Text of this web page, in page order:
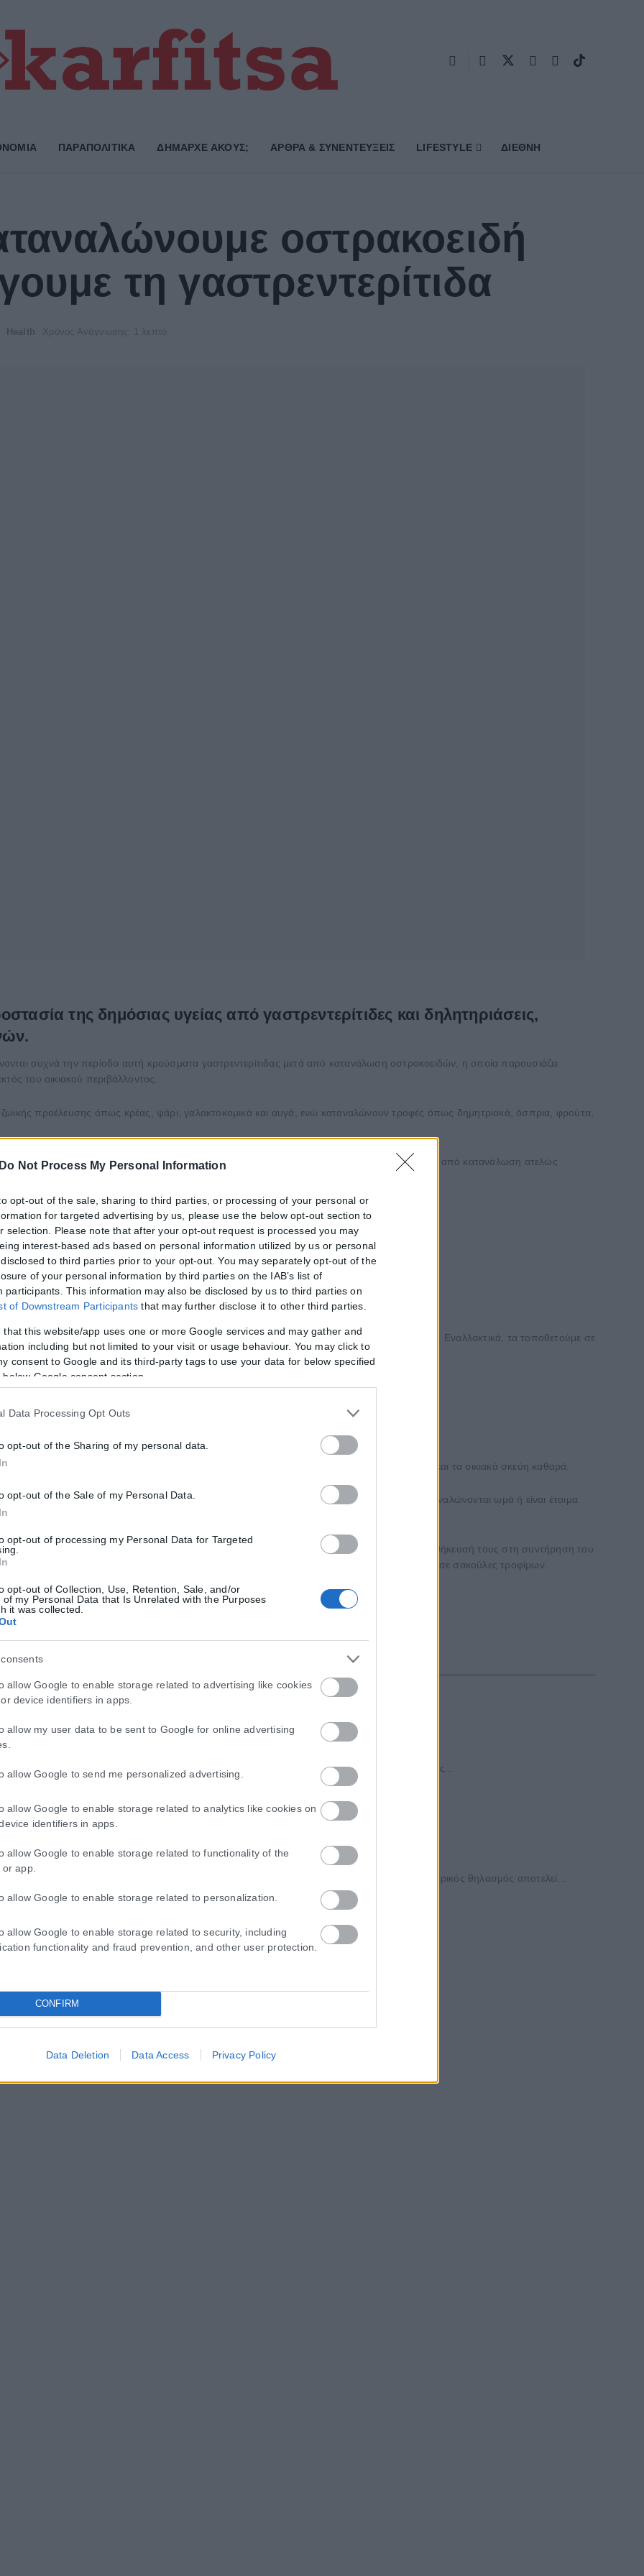
Do Not Process My Personal Information
opt-out of the sale, sharing to third parties, or processing of your personal or
for targeted advertising by us, please use the below opt-out section to
selection. Please note that after your opt-out request is processed you may
interest-based ads based on personal information utilized by us or personal
to third parties prior to your opt-out. You may separately opt-out of the
of your personal information by third parties on the IAB’s list of
participants. This information may also be disclosed by us to third parties on
of Downstream Participants that may further disclose it to other third parties.
that this website/app uses one or more Google services and may gather and
including but not limited to your visit or usage behaviour. You may click to
consent to Google and its third-party tags to use your data for below specified
Google consent section.
Data Processing Opt Outs
opt-out of the Sharing of my personal data.
opt-out of the Sale of my Personal Data.
opt-out of processing my Personal Data for Targeted
opt-out of Collection, Use, Retention, Sale, and/or
of my Personal Data that Is Unrelated with the Purposes
it was collected.
allow Google to enable storage related to advertising like cookies
device identifiers in apps.
allow my user data to be sent to Google for online advertising
allow Google to send me personalized advertising.
allow Google to enable storage related to analytics like cookies on
identifiers in apps.
allow Google to enable storage related to functionality of the
app.
allow Google to enable storage related to personalization.
allow Google to enable storage related to security, including
functionality and fraud prevention, and other user protection.
CONFIRM
Data Deletion Data Access Privacy Policy
ΠΑΡΑΠΟΛΙΤΙΚΑ ΔΗΜΑΡΧE ΑΚΟΥΣ; ΑΡΘΡΑ & ΣΥΝΕΝΤΕΥΞΕΙΣ LIFESTYLE ΔΙΕΘΝΗ
οστρακοειδή
τη γαστρεντερίτιδα
Health Χρόνος Ανάγνωσης: 1 λεπτό
της δημόσιας υγείας από γαστρεντερίτιδες και δηλητηριάσεις,
συχνά την περίοδο αυτή κρούσματα γαστρεντερίτιδας μετά από κατανάλωση οστρακοειδών, η οποία παρουσιάζει
του οικιακού περιβάλλοντος.
προέλευσης όπως κρέας, ψάρι, γαλακτοκομικά και αυγά, ενώ καταναλώνουν τροφές όπως δημητριακά, όσπρια, φρούτα,
νοροϊό, που έχει διεθνώς συσχετιστεί με την εμφάνιση επιδημιών γαστρεντερίτιδας ύστερα από κατανάλωση ατελώς
και σε θερμοκρασίες μέχρι 60οC.
θαλασσινά / οστρακοειδή
οστρακοειδών:
κλειστό μετά από αυτό, τότε απορρίπτουμε το οστρακοειδές.
δε διασφαλίζει ότι τα οστρακοειδή είναι απαλλαγμένα από μικρόβια.
Τα βράζουμε μέχρι να ανοίξει το κέλυφος και συνεχίζουμε το βράσιμο για ακόμη 3-5 λεπτά. Εναλλακτικά, τα τοποθετούμε σε
για επιπλέον 4-9 λεπτά.
καλά πριν και μετά το χειρισμό ωμών οστρακοειδών και β) διατηρούμε τις επιφάνειες κοπής και τα οικιακά σκεύη καθαρά.
τα ωμά οστρακοειδή μακριά από τα φρέσκα φρούτα, λαχανικά και άλλα τρόφιμα που καταναλώνονται ωμά ή είναι έτοιμα
Εάν πρόκειται να καταναλωθούν εντός δύο ημερών από την αγορά τους συστήνεται η αποθήκευσή τους στη συντήρηση του
των δύο ημερών συστήνεται η αποθήκευσή τους στην κατάψυξη αφού τοποθετηθούν σε σακούλες τροφίμων.
τους πολίτες λόγω των εκτεταμένων πυρκαγιών
και συστήνει συγκεκριμένα μέτρα προστασίας από την επιβαρυμένη από τις πυρκαγιές...
για μητέρα και βρέφος – Η εικόνα στην Ελλάδα
Αυγούστου), η Ένωση Ελευθεροεπαγγελματιών Παιδιάτρων Αττικής υπενθυμίζει ότι ο μητρικός θηλασμός αποτελεί...